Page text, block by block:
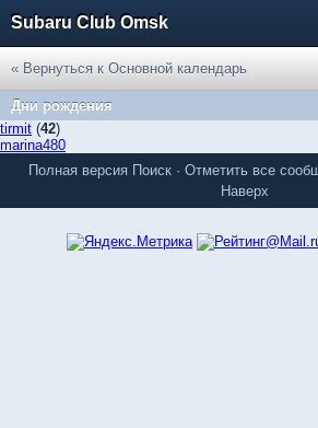
Subaru Club Omsk
« Вернуться к Основной календарь
Дни рождения
tirmit (42)
marina480
Полная версия Поиск · Отметить все
Наверх